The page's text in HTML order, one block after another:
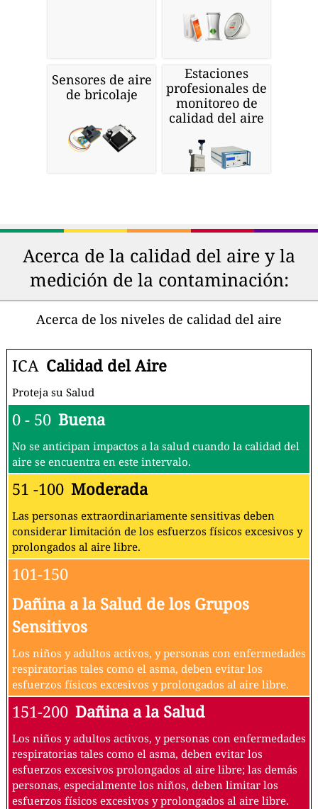
Sensores de aire
de bricolaje
Estaciones
profesionales de
monitoreo de
calidad del aire
Acerca de la calidad del aire y la
medición de la contaminación:
Acerca de los niveles de calidad del aire
ICA Calidad del Aire
Proteja su Salud
0 - 50 Buena
No se anticipan impactos a la salud cuando la calidad del
aire se encuentra en este intervalo.
51 -100 Moderada
Las personas extraordinariamente sensitivas deben
considerar limitación de los esfuerzos físicos excesivos y
prolongados al aire libre.
101-150
Dañina a la Salud de los Grupos
Sensitivos
Los niños y adultos activos, y personas con enfermedades
respiratorias tales como el asma, deben evitar los
esfuerzos físicos excesivos y prolongados al aire libre.
151-200 Dañina a la Salud
Los niños y adultos activos, y personas con enfermedades
respiratorias tales como el asma, deben evitar los
esfuerzos excesivos prolongados al aire libre; las demás
personas, especialmente los niños, deben limitar los
esfuerzos físicos excesivos y prolongados al aire libre.